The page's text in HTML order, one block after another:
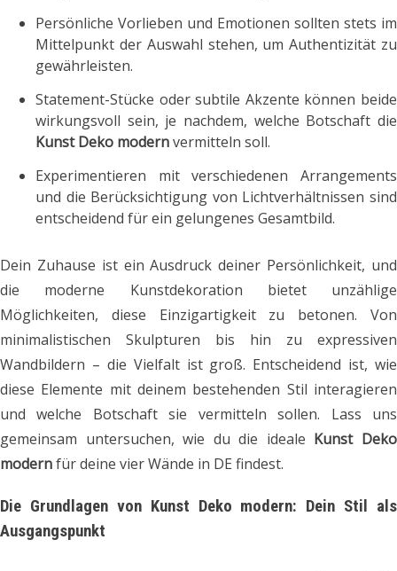
Persönliche Vorlieben und Emotionen sollten stets im
Mittelpunkt der Auswahl stehen, um Authentizität zu
gewährleisten.
Statement-Stücke oder subtile Akzente können beide
wirkungsvoll sein, je nachdem, welche Botschaft die
Kunst Deko modernvermitteln soll.
Experimentieren mit verschiedenen Arrangements
und die Berücksichtigung von Lichtverhältnissen sind
entscheidend für ein gelungenes Gesamtbild.
Dein Zuhause ist ein Ausdruck deiner Persönlichkeit, und
die moderne Kunstdekoration bietet unzählige
Möglichkeiten, diese Einzigartigkeit zu betonen. Von
minimalistischen Skulpturen bis hin zu expressiven
Wandbildern – die Vielfalt ist groß. Entscheidend ist, wie
diese Elemente mit deinem bestehenden Stil interagieren
und welche Botschaft sie vermitteln sollen. Lass uns
gemeinsam untersuchen, wie du die ideale Kunst Deko
modernfür deine vier Wände in DE findest.
Die Grundlagen von Kunst Deko modern: Dein Stil als
Ausgangspunkt